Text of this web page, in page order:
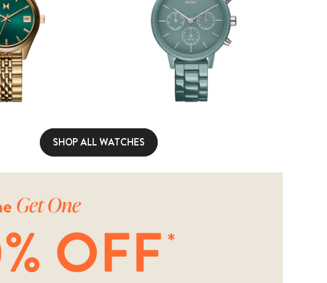
SHOP ALL WATCHES